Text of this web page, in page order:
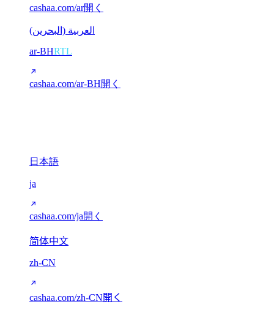
cashaa.com/ar開く
العربية (البحرين)
ar-BHRTL
cashaa.com/ar-BH開く
日本語
ja
cashaa.com/ja開く
简体中文
zh-CN
cashaa.com/zh-CN開く